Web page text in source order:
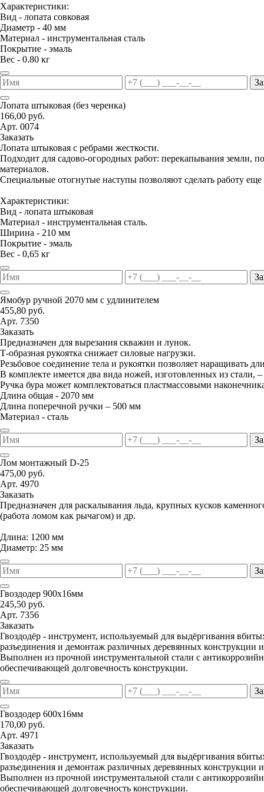
Характеристики:
Вид - лопата совковая
Диаметр - 40 мм
Материал - инструментальная сталь
Покрытие - эмаль
Вес - 0.80 кг
Лопата штыковая (без черенка)
166,00 руб.
Арт. 0074
Заказать
Лопата штыковая с ребрами жесткости.
Подходит для садово-огородных работ: перекапывания земли,
материалов.
Специальные отогнутые наступы позволяют сделать работу
Характеристики:
Вид - лопата штыковая
Материал - инструментальная сталь.
Ширина - 210 мм
Покрытие - эмаль
Вес - 0,65 кг
Ямобур ручной 2070 мм с удлинителем
455,80 руб.
Арт. 7350
Заказать
Предназначен для вырезания скважин и лунок.
Т-образная рукоятка снижает силовые нагрузки.
Резьбовое соединение тела и рукоятки позволяет наращивать
В комплекте имеется два вида ножей, изготовленных из стали,
Ручка бура может комплектоваться пластмассовыми
Длина общая - 2070 мм
Длина поперечной ручки – 500 мм
Материал - сталь
Лом монтажный D-25
475,00 руб.
Арт. 4970
Заказать
Предназначен для раскалывания льда, крупных кусков
(работа ломом как рычагом) и др.
Длина: 1200 мм
Диаметр: 25 мм
Гвоздодер 900х16мм
245,50 руб.
Арт. 7356
Заказать
Гвоздодёр - инструмент, используемый для выдёргивания
разъединения и демонтаж различных деревянных конструкции
Выполнен из прочной инструментальной стали с
обеспечивающей долговечность конструкции.
Гвоздодер 600х16мм
170,00 руб.
Арт. 4971
Заказать
Гвоздодёр - инструмент, используемый для выдёргивания
разъединения и демонтаж различных деревянных конструкции
Выполнен из прочной инструментальной стали с
обеспечивающей долговечность конструкции.